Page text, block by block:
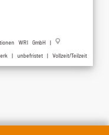
WRI GmbH |
| unbefristet | Vollzeit/Teilzeit